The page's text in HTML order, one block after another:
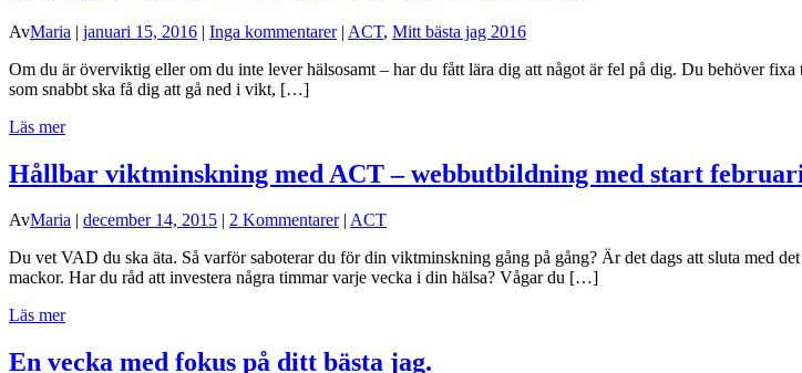
AvMaria | januari 15, 2016 | Inga kommentarer| ACT, Mitt bästa jag 2016
Om du är överviktig eller om du inte lever hälsosamt – har du fått lära dig att något är fel på dig. Du behöver
som snabbt ska få dig att gå ned i vikt, […]
Läs mer
Hållbar viktminskning med ACT – webbutbildning med start
AvMaria | december 14, 2015 | 2 Kommentarer| ACT
Du vet VAD du ska äta. Så varför saboterar du för din viktminskning gång på gång? Är det dags att sluta med
mackor. Har du råd att investera några timmar varje vecka i din hälsa? Vågar du […]
Läs mer
En vecka med fokus på ditt bästa jag.